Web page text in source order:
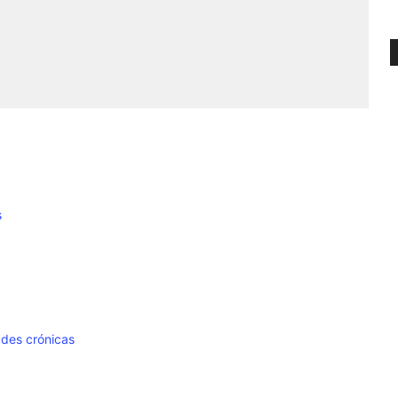
crónicas